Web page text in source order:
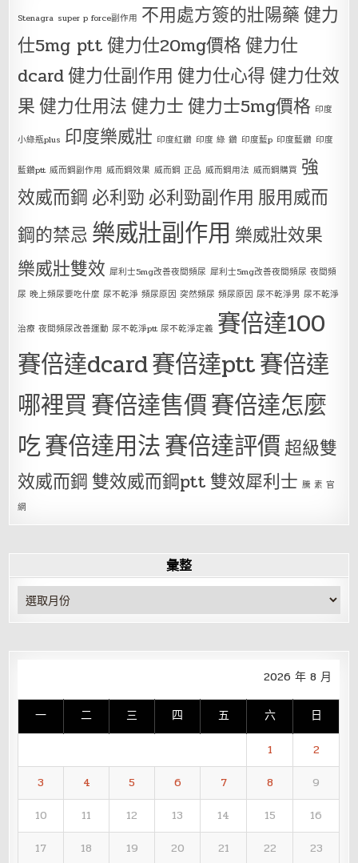
Stenagra super p force副作用 不用處方簽的壯陽藥健力
仕5mg ptt健力仕20mg價格健力仕
dcard健力仕副作用 健力仕心得健力仕效
果健力仕用法健力士健力士5mg價格 印度
小綠瓶plus 印度樂威壯 印度紅鑽 印度 綠 鑽 印度藍p 印度藍鑽 印度
藍鑽ptt 威而鋼副作用 威而鋼效果 威而鋼 正品 威而鋼用法 威而鋼購買 強
效威而鋼 必利勁 必利勁副作用 服用威而
鋼的禁忌 樂威壯副作用 樂威壯效果
樂威壯雙效 犀利士5mg改善夜間頻尿 犀利士5mg改善夜間頻尿 夜間頻
尿 晚上頻尿要吃什麼 尿不乾淨 頻尿原因 突然頻尿 頻尿原因 尿不乾淨男 尿不乾淨
治療 夜間頻尿改善運動 尿不乾淨ptt 尿不乾淨定義 賽倍達100
賽倍達dcard賽倍達ptt賽倍達
哪裡買賽倍達售價賽倍達怎麼
吃賽倍達用法賽倍達評價超級雙
效威而鋼 雙效威而鋼ptt 雙效犀利士 騰 素 官
網
彙整
彙
整
2026 年 8 月
一 二 三 四 五 六 日
1
2
3
4 5 6 7 8
9
10
11 12 13 14 15
16
17
18 19 20 21 22
23